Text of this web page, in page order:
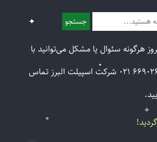
هرگونه سئوال یا مشکل می‌توانید با
021 شرکت اسپیلت البرز تماس